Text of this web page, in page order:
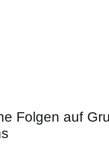
Folgen auf